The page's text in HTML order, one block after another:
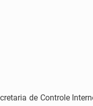
de Controle